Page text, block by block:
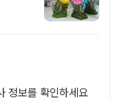
정보를 확인하세요